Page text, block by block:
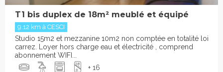
T1 bis duplex de 18m² meublé et équipé
9.12 km à CESCI
Studio 15m2 et mezzanine 10m2 non comptée en totalité loi
carrez. Loyer hors charge eau et électricité , comprend
abonnement WIFI...
+ 16